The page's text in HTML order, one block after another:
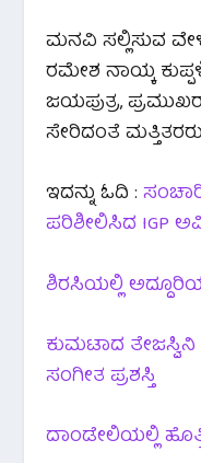
ಮನವಿ ಸಲ್ಲಿಸುವ
ರಮೇಶ ನಾಯ್ಕ
ಜಯಪುತ್ರ,
ಸೇರಿದಂತೆ ಮತ್ತಿತರರು
ಇದನ್ನು ಓದಿ :
ಪರಿಶೀಲಿಸಿದ IGP
ಶಿರಸಿಯಲ್ಲಿ
ಕುಮಟಾದ ತೇಜಸ್ವಿನಿ
ಸಂಗೀತ ಪ್ರಶಸ್ತಿ
ದಾಂಡೇಲಿಯಲ್ಲಿ